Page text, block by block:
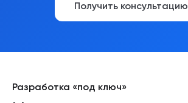
Получить консультацию
Разработка «под ключ»